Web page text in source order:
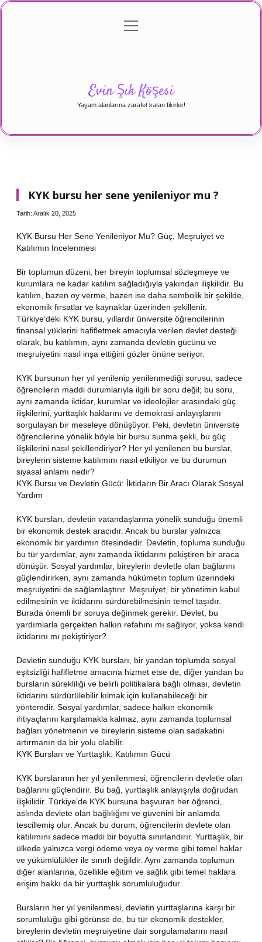
Gizlilik Politikası
menüyü
aç
Evin Şık Köşesi
Yaşam alanlarına zarafet katan fikirler!
KYK bursu her sene yenileniyor mu ?
Tarih: Aralık 20, 2025
KYK Bursu Her Sene Yenileniyor Mu? Güç, Meşruiyet ve
Katılımın İncelenmesi
Bir toplumun düzeni, her bireyin toplumsal sözleşmeye ve
kurumlara ne kadar katılım sağladığıyla yakından ilişkilidir. Bu
katılım, bazen oy verme, bazen ise daha sembolik bir şekilde,
ekonomik fırsatlar ve kaynaklar üzerinden şekillenir.
Türkiye’deki KYK bursu, yıllardır üniversite öğrencilerinin
finansal yüklerini hafifletmek amacıyla verilen devlet desteği
olarak, bu katılımın, aynı zamanda devletin gücünü ve
meşruiyetini nasıl inşa ettiğini gözler önüne seriyor.
KYK bursunun her yıl yenilenip yenilenmediği sorusu, sadece
öğrencilerin maddi durumlarıyla ilgili bir soru değil; bu soru,
aynı zamanda iktidar, kurumlar ve ideolojiler arasındaki güç
ilişkilerini, yurttaşlık haklarını ve demokrasi anlayışlarını
sorgulayan bir meseleye dönüşüyor. Peki, devletin üniversite
öğrencilerine yönelik böyle bir bursu sunma şekli, bu güç
ilişkilerini nasıl şekillendiriyor? Her yıl yenilenen bu burslar,
bireylerin sisteme katılımını nasıl etkiliyor ve bu durumun
siyasal anlamı nedir?
KYK Bursu ve Devletin Gücü: İktidarın Bir Aracı Olarak Sosyal
Yardım
KYK bursları, devletin vatandaşlarına yönelik sunduğu önemli
bir ekonomik destek aracıdır. Ancak bu burslar yalnızca
ekonomik bir yardımın ötesindedir. Devletin, topluma sunduğu
bu tür yardımlar, aynı zamanda iktidarını pekiştiren bir araca
dönüşür. Sosyal yardımlar, bireylerin devletle olan bağlarını
güçlendirirken, aynı zamanda hükümetin toplum üzerindeki
meşruiyetini de sağlamlaştırır. Meşruiyet, bir yönetimin kabul
edilmesinin ve iktidarını sürdürebilmesinin temel taşıdır.
Burada önemli bir soruya değinmek gerekir: Devlet, bu
yardımlarla gerçekten halkın refahını mı sağlıyor, yoksa kendi
iktidarını mı pekiştiriyor?
Devletin sunduğu KYK bursları, bir yandan toplumda sosyal
eşitsizliği hafifletme amacına hizmet etse de, diğer yandan bu
bursların sürekliliği ve belirli politikalara bağlı olması, devletin
iktidarını sürdürülebilir kılmak için kullanabileceği bir
yöntemdir. Sosyal yardımlar, sadece halkın ekonomik
ihtiyaçlarını karşılamakla kalmaz, aynı zamanda toplumsal
bağları yönetmenin ve bireylerin sisteme olan sadakatini
artırmanın da bir yolu olabilir.
KYK Bursları ve Yurttaşlık: Katılımın Gücü
KYK burslarının her yıl yenilenmesi, öğrencilerin devletle olan
bağlarını güçlendirir. Bu bağ, yurttaşlık anlayışıyla doğrudan
ilişkilidir. Türkiye’de KYK bursuna başvuran her öğrenci,
aslında devlete olan bağlılığını ve güvenini bir anlamda
tescillemiş olur. Ancak bu durum, öğrencilerin devlete olan
katılımını sadece maddi bir boyutta sınırlandırır. Yurttaşlık, bir
ülkede yalnızca vergi ödeme veya oy verme gibi temel haklar
ve yükümlülükler ile sınırlı değildir. Aynı zamanda toplumun
diğer alanlarına, özellikle eğitim ve sağlık gibi temel haklara
erişim hakkı da bir yurttaşlık sorumluluğudur.
Bursların her yıl yenilenmesi, devletin yurttaşlarına karşı bir
sorumluluğu gibi görünse de, bu tür ekonomik destekler,
bireylerin devletin meşruiyetine dair sorgulamalarını nasıl